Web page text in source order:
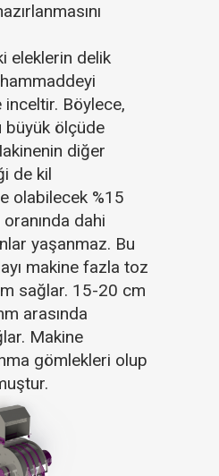
eleklerin delik
Böylece,
büyük ölçüde
diğer
de kil
olabilecek %15
dahi
yaşanmaz. Bu
makine fazla toz
sağlar. 15-20 cm
arasında
Makine
gömlekleri olup